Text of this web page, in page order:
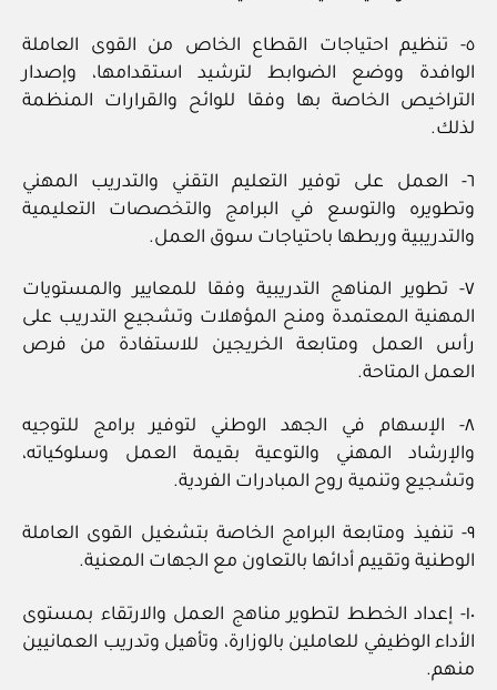
٥- تنظيم احتياجات القطاع الخاص من القوى العاملة
الوافدة ووضع الضوابط لترشيد استقدامها، وإصدار
التراخيص الخاصة بها وفقا للوائح والقرارات المنظمة
لذلك.
٦- العمل على توفير التعليم التقني والتدريب المهني
وتطويره والتوسع في البرامج والتخصصات التعليمية
والتدريبية وربطها باحتياجات سوق العمل.
٧- تطوير المناهج التدريبية وفقا للمعايير والمستويات
المهنية المعتمدة ومنح المؤهلات وتشجيع التدريب على
رأس العمل ومتابعة الخريجين للاستفادة من فرص
العمل المتاحة.
٨- الإسهام في الجهد الوطني لتوفير برامج للتوجيه
والإرشاد المهني والتوعية بقيمة العمل وسلوكياته،
وتشجيع وتنمية روح المبادرات الفردية.
٩- تنفيذ ومتابعة البرامج الخاصة بتشغيل القوى العاملة
الوطنية وتقييم أدائها بالتعاون مع الجهات المعنية.
١٠- إعداد الخطط لتطوير مناهج العمل والارتقاء بمستوى
الأداء الوظيفي للعاملين بالوزارة، وتأهيل وتدريب العمانيين
منهم.